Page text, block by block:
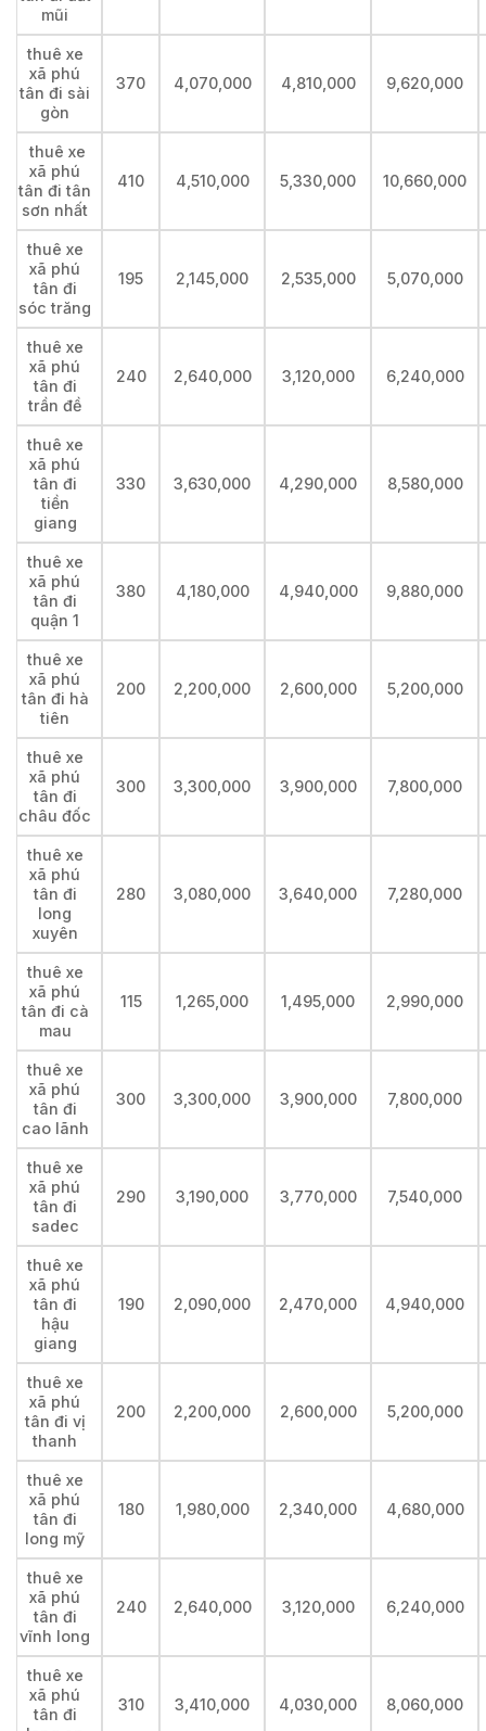
mũi
thuê xe
xã phú
tân đi sài
gòn
370 4,070,000 4,810,000 9,620,000
thuê xe
xã phú
tân đi tân
sơn nhất
410 4,510,000 5,330,000 10,660,000
thuê xe
xã phú
tân đi
sóc trăng
195 2,145,000 2,535,000 5,070,000
thuê xe
xã phú
tân đi
trần đề
240 2,640,000 3,120,000 6,240,000
thuê xe
xã phú
tân đi
tiền
giang
330 3,630,000 4,290,000 8,580,000
thuê xe
xã phú
tân đi
quận 1
380 4,180,000 4,940,000 9,880,000
thuê xe
xã phú
tân đi hà
tiên
200 2,200,000 2,600,000 5,200,000
thuê xe
xã phú
tân đi
châu đốc
300 3,300,000 3,900,000 7,800,000
thuê xe
xã phú
tân đi
long
xuyên
280 3,080,000 3,640,000 7,280,000
thuê xe
xã phú
tân đi cà
mau
115 1,265,000 1,495,000 2,990,000
thuê xe
xã phú
tân đi
cao lãnh
300 3,300,000 3,900,000 7,800,000
thuê xe
xã phú
tân đi
sadec
290 3,190,000 3,770,000 7,540,000
thuê xe
xã phú
tân đi
hậu
giang
190 2,090,000 2,470,000 4,940,000
thuê xe
xã phú
tân đi vị
thanh
200 2,200,000 2,600,000 5,200,000
thuê xe
xã phú
tân đi
long mỹ
180 1,980,000 2,340,000 4,680,000
thuê xe
xã phú
tân đi
vĩnh long
240 2,640,000 3,120,000 6,240,000
thuê xe
xã phú
tân đi
310 3,410,000 4,030,000 8,060,000